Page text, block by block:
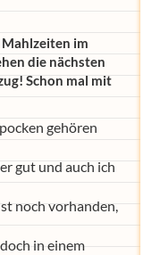
im
die nächsten
Schon mal mit
gehören
gut und auch ich
noch vorhanden,
in einem